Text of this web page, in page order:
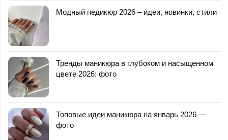
Модный педикюр 2026 – идеи, новинки, стили
Тренды маникюра в глубоком и насыщенном
цвете 2026: фото
Топовые идеи маникюра на январь 2026 —
фото